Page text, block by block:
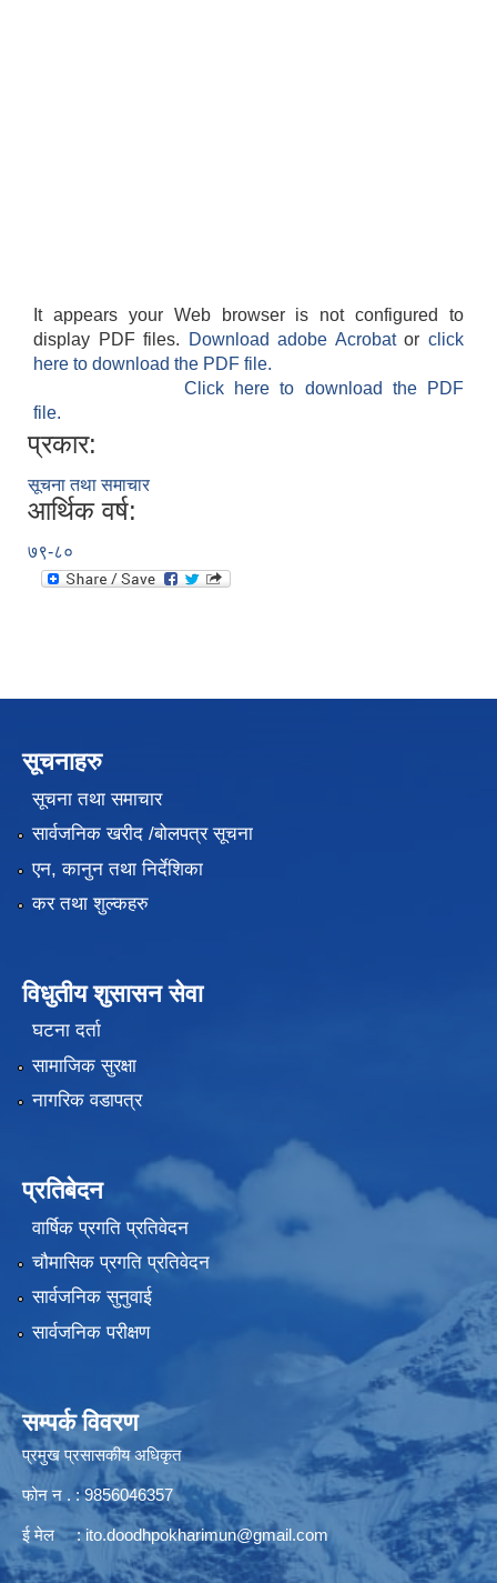
It appears your Web browser is not configured to
display PDF files.
Download adobe Acrobatorclick
here to download the PDF file.
Click here to download the PDF
file.
प्रकार:
सूचना तथा समाचार
आर्थिक वर्ष:
७९-८०
सूचनाहरु
सूचना तथा समाचार
सार्वजनिक खरीद /बोलपत्र सूचना
एन, कानुन तथा निर्देशिका
कर तथा शुल्कहरु
विधुतीय शुसासन सेवा
घटना दर्ता
सामाजिक सुरक्षा
नागरिक वडापत्र
प्रतिबेदन
वार्षिक प्रगति प्रतिवेदन
चौमासिक प्रगति प्रतिवेदन
सार्वजनिक सुनुवाई
सार्वजनिक परीक्षण
सम्पर्क विवरण
प्रमुख प्रसासकीय अधिकृत
फोन न . : 9856046357
ई मेल :ito.doodhpokharimun@gmail.com